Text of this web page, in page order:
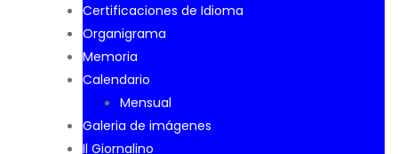
Certificaciones de Idioma
Organigrama
Memoria
Calendario
Mensual
Galeria de imágenes
Il Giornalino